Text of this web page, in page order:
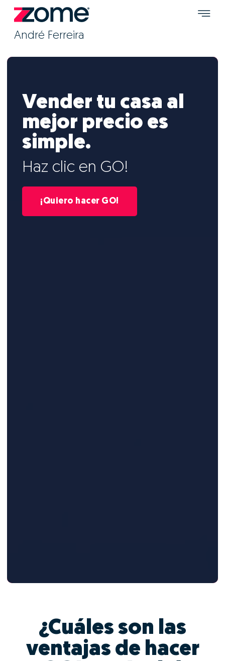
André Ferreira
Vender tu casa al
mejor precio es
simple.
Haz clic en GO!
¡Quiero hacer GO!